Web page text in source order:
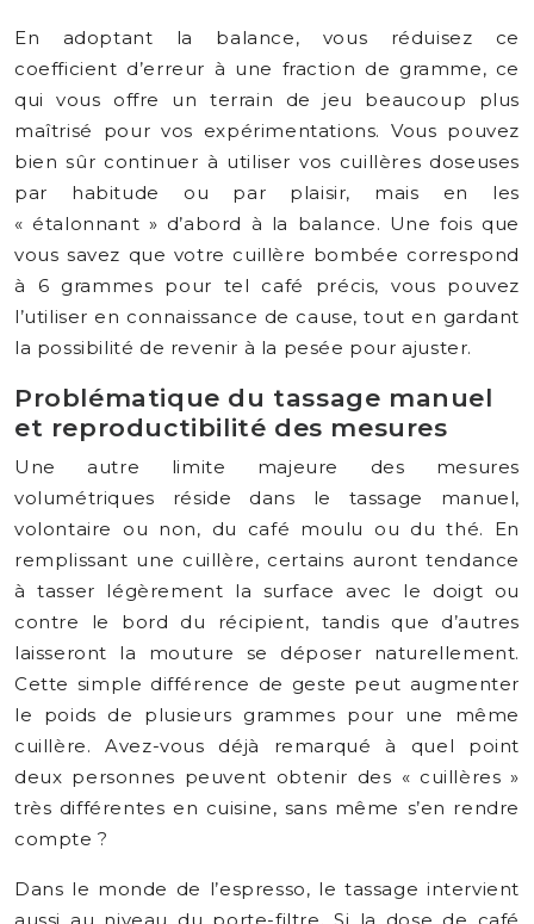
En adoptant la balance, vous réduisez ce
coefficient d’erreur à une fraction de gramme, ce
qui vous offre un terrain de jeu beaucoup plus
maîtrisé pour vos expérimentations. Vous pouvez
bien sûr continuer à utiliser vos cuillères doseuses
par habitude ou par plaisir, mais en les
« étalonnant » d’abord à la balance. Une fois que
vous savez que votre cuillère bombée correspond
à 6 grammes pour tel café précis, vous pouvez
l’utiliser en connaissance de cause, tout en gardant
la possibilité de revenir à la pesée pour ajuster.
Problématique du tassage manuel
et reproductibilité des mesures
Une autre limite majeure des mesures
volumétriques réside dans le tassage manuel,
volontaire ou non, du café moulu ou du thé. En
remplissant une cuillère, certains auront tendance
à tasser légèrement la surface avec le doigt ou
contre le bord du récipient, tandis que d’autres
laisseront la mouture se déposer naturellement.
Cette simple différence de geste peut augmenter
le poids de plusieurs grammes pour une même
cuillère. Avez-vous déjà remarqué à quel point
deux personnes peuvent obtenir des « cuillères »
très différentes en cuisine, sans même s’en rendre
compte ?
Dans le monde de l’espresso, le tassage intervient